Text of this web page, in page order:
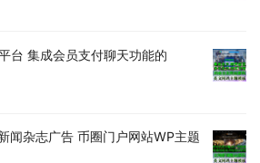
台 集成会员支付聊天功能的
闻杂志广告 币圈门户网站WP主题